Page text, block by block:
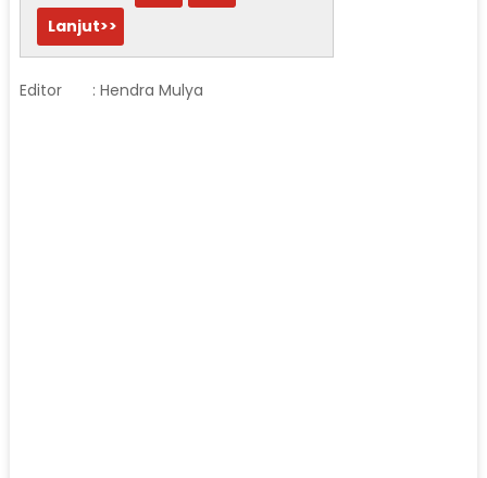
Lanjut>>
Editor : Hendra Mulya